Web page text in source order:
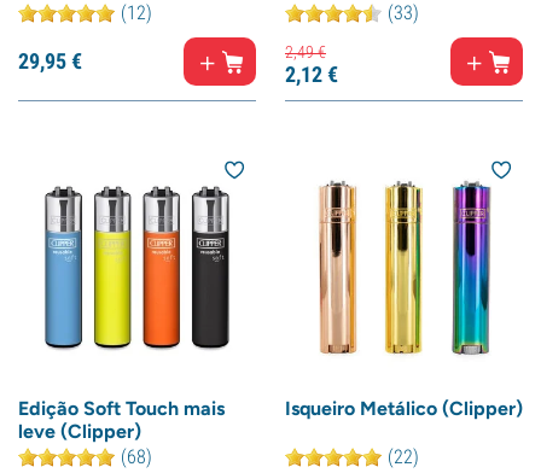
(12)
29,95€
(33)
2,49€
2,12€
Edição Soft Touch mais
leve (Clipper)
(68)
Isqueiro Metálico (Clipper)
(22)